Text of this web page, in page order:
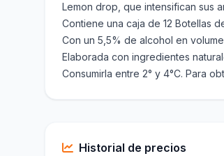
Lemon drop, que intensifican sus
Contiene una caja de 12 Botellas
Con un 5,5% de alcohol en
Elaborada con ingredientes
Consumirla entre 2° y 4°C. Para
Historial de precios